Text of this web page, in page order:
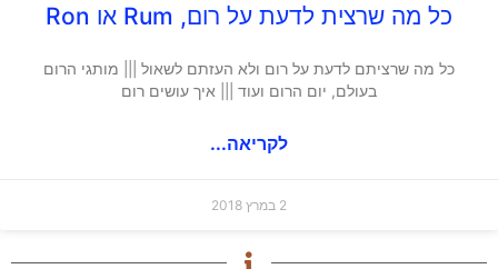
כל מה שרצית לדעת על רום, Rum או Ron
כל מה שרציתם לדעת על רום ולא העזתם לשאול ||| מותגי הרום
בעולם, יום הרום ועוד ||| איך עושים רום
לקריאה...
2 במרץ 2018